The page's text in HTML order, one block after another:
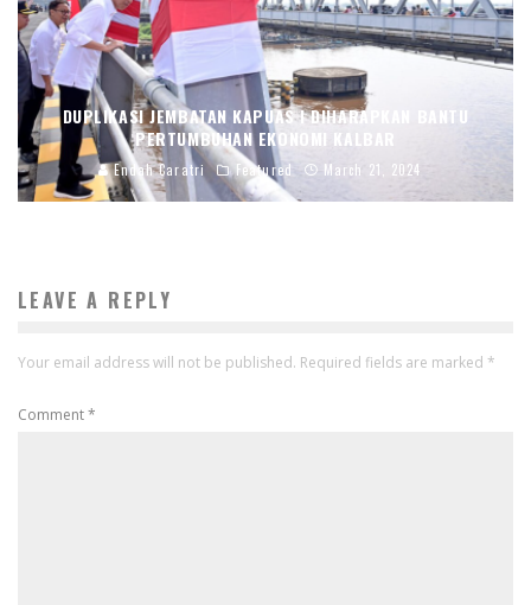
DUPLIKASI JEMBATAN KAPUAS I DIHARAPKAN BANTU
PERTUMBUHAN EKONOMI KALBAR
Endah Caratri Featured March 21, 2024
LEAVE A REPLY
Your email address will not be published. Required fields are marked *
Comment*